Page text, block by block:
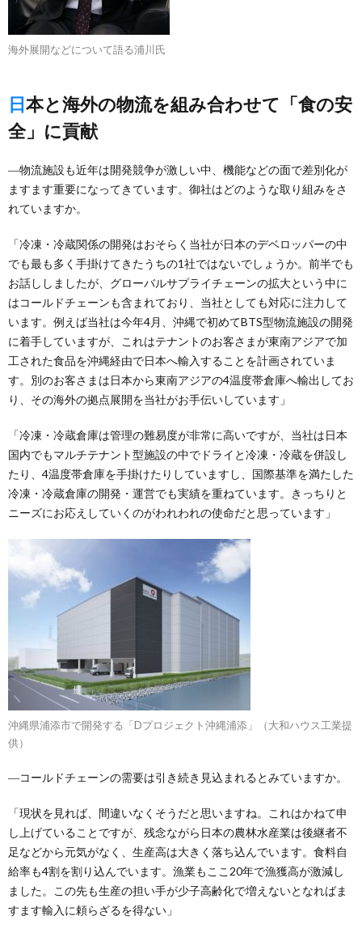
海外展開などについて語る浦川氏
日本と海外の物流を組み合わせて「食の安
全」に貢献
―物流施設も近年は開発競争が激しい中、機能などの面で差別化が
ますます重要になってきています。御社はどのような取り組みをさ
れていますか。
「冷凍・冷蔵関係の開発はおそらく当社が日本のデベロッパーの中
でも最も多く手掛けてきたうちの1社ではないでしょうか。前半でも
お話ししましたが、グローバルサプライチェーンの拡大という中に
はコールドチェーンも含まれており、当社としても対応に注力して
います。例えば当社は今年4月、沖縄で初めてBTS型物流施設の開発
に着手していますが、これはテナントのお客さまが東南アジアで加
工された食品を沖縄経由で日本へ輸入することを計画されていま
す。別のお客さまは日本から東南アジアの4温度帯倉庫へ輸出してお
り、その海外の拠点展開を当社がお手伝いしています」
「冷凍・冷蔵倉庫は管理の難易度が非常に高いですが、当社は日本
国内でもマルチテナント型施設の中でドライと冷凍・冷蔵を併設し
たり、4温度帯倉庫を手掛けたりしていますし、国際基準を満たした
冷凍・冷蔵倉庫の開発・運営でも実績を重ねています。きっちりと
ニーズにお応えしていくのがわれわれの使命だと思っています」
沖縄県浦添市で開発する「Dプロジェクト沖縄浦添」（大和ハウス工業提
供）
―コールドチェーンの需要は引き続き見込まれるとみていますか。
「現状を見れば、間違いなくそうだと思いますね。これはかねて申
し上げていることですが、残念ながら日本の農林水産業は後継者不
足などから元気がなく、生産高は大きく落ち込んでいます。食料自
給率も4割を割り込んでいます。漁業もここ20年で漁獲高が激減し
ました。この先も生産の担い手が少子高齢化で増えないとなればま
すます輸入に頼らざるを得ない」